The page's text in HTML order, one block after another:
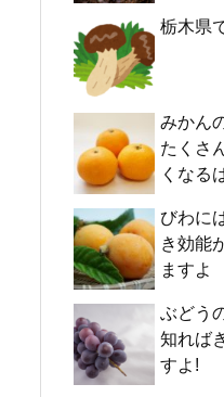
栃木県
みかん
たくさ
くなる
びわに
き効能
ますよ
ぶどう
知れば
すよ!